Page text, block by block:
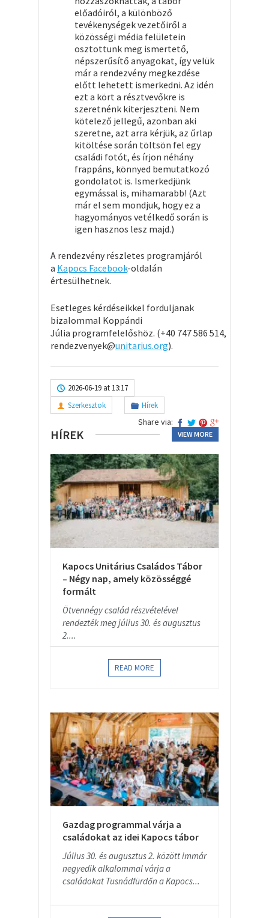
előadóiról, a különböző
tevékenységek vezetőiről a
közösségi média felületein
osztottunk meg ismertető,
népszerűsítő anyagokat, így velük
már a rendezvény megkezdése
előtt lehetett ismerkedni. Az idén
ezt a kört a résztvevőkre is
szeretnénk kiterjeszteni. Nem
kötelező jellegű, azonban aki
szeretne, azt arra kérjük, az űrlap
kitöltése során töltsön fel egy
családi fotót, és írjon néhány
frappáns, könnyed bemutatkozó
gondolatot is. Ismerkedjünk
egymással is, mihamarabb! (Azt
már el sem mondjuk, hogy ez a
hagyományos vetélkedő során is
igen hasznos lesz majd.)
A rendezvény részletes programjáról
a Kapocs Facebook-oldalán
értesülhetnek.
Esetleges kérdéseikkel forduljanak
bizalommal Koppándi
Júlia programfelelőshöz. (+40 747 586 514,
rendezvenyek@unitarius.org).
2026-06-19 at 13:17
Szerkesztok
Hírek
Share via:
HÍREK VIEW MORE
Kapocs Unitárius Családos Tábor
– Négy nap, amely közösséggé
formált
Ötvennégy család részvételével
rendezték meg július 30. és augusztus
2....
READ MORE
Gazdag programmal várja a
családokat az idei Kapocs tábor
Július 30. és augusztus 2. között immár
negyedik alkalommal várja a
családokat Tusnádfürdőn a Kapocs...